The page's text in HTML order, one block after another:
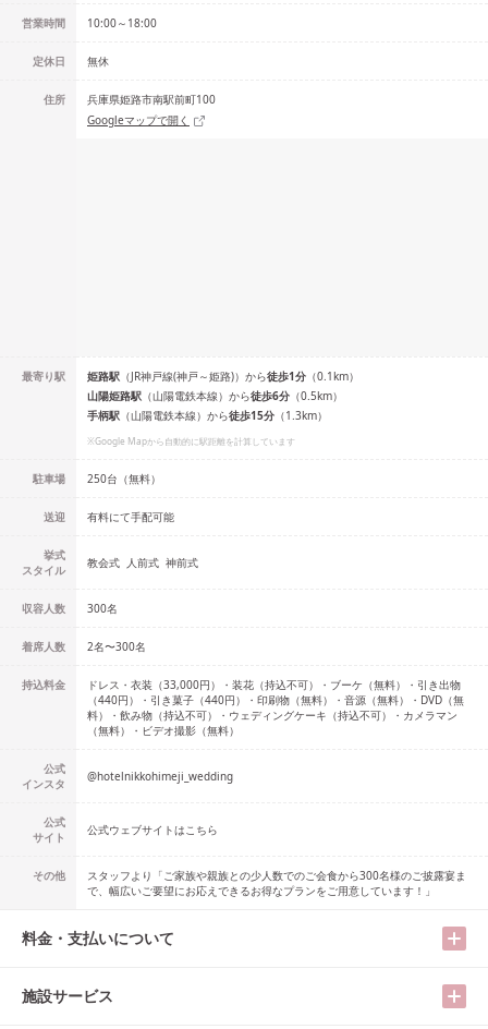
営業時間 10:00～18:00
定休日 無休
住所
兵庫県姫路市南駅前町100
Googleマップで開く
最寄り駅 姫路駅 （JR神戸線(神戸～姫路)） から徒歩1分 （0.1km）
山陽姫路駅 （山陽電鉄本線） から徒歩6分 （0.5km）
手柄駅 （山陽電鉄本線） から徒歩15分 （1.3km）
※Google Mapから自動的に駅距離を計算しています
駐車場 250台（無料）
送迎 有料にて手配可能
挙式
スタイル
教会式 人前式 神前式
収容人数 300名
着席人数 2名〜300名
持込料金
ドレス・衣装（33,000円）・装花（持込不可）・ブーケ（無料）・引き出物
（440円）・引き菓子（440円）・印刷物（無料）・音源（無料）・DVD（無
料）・飲み物（持込不可）・ウェディングケーキ（持込不可）・カメラマン
（無料）・ビデオ撮影（無料）
公式
インスタ
@hotelnikkohimeji_wedding
公式
サイト
公式ウェブサイトはこちら
その他
スタッフより「ご家族や親族との少人数でのご会食から300名様のご披露宴ま
で、幅広いご要望にお応えできるお得なプランをご用意しています！」
料金・支払いについて
施設サービス